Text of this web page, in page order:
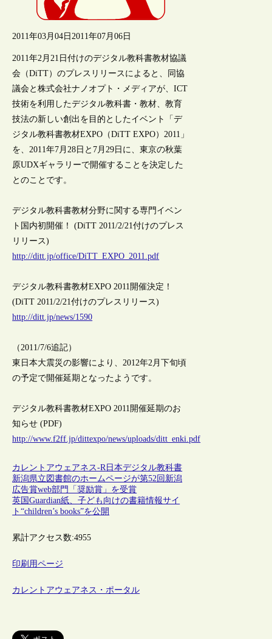
2011年03月04日 2011年07月06日
2011年2月21日付けのデジタル教科書教材協議
会（DiTT）のプレスリリースによると、同協
議会と株式会社ナノオプト・メディアが、ICT
技術を利用したデジタル教科書・教材、教育
技法の新しい創出を目的としたイベント「デ
ジタル教科書教材EXPO（DiTT EXPO）2011」
を、2011年7月28日と7月29日に、東京の秋葉
原UDXギャラリーで開催することを決定した
とのことです。
デジタル教科書教材分野に関する専門イベン
ト国内初開催！ (DiTT 2011/2/21付けのプレス
リリース)
http://ditt.jp/office/DiTT_EXPO_2011.pdf
デジタル教科書教材EXPO 2011開催決定！
(DiTT 2011/2/21付けのプレスリリース)
http://ditt.jp/news/1590
（2011/7/6追記）
東日本大震災の影響により、2012年2月下旬頃
の予定で開催延期となったようです。
デジタル教科書教材EXPO 2011開催延期のお
知らせ (PDF)
http://www.f2ff.jp/dittexpo/news/uploads/ditt_enki.pdf
カレントアウェアネス-R 日本デジタル教科書
新潟県立図書館のホームページが第52回新潟
広告賞web部門「奨励賞」を受賞
英国Guardian紙、子ども向けの書籍情報サイ
ト“children’s books”を公開
累計アクセス数:4955
印刷用ページ
カレントアウェアネス・ポータル